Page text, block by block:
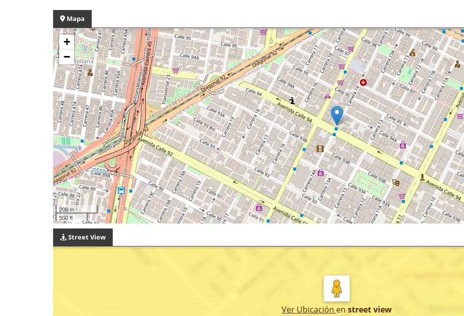
Mapa
+
−
200 m
500 ft
Street View
Ver Ubicación en street view